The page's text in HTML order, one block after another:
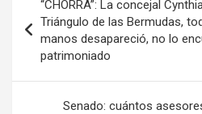
de
entradas
“CHORRA”: La concejal
Triángulo de las Bermudas,
manos desapareció, no lo
patrimoniado
Senado: cuántos